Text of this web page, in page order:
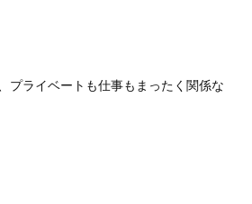
プライベートも仕事もまったく関係な